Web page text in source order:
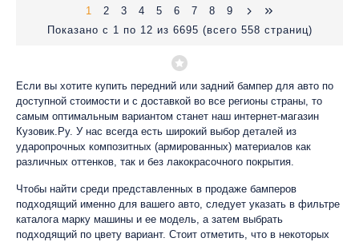
1 2 3 4 5 6 7 8
9
Показано с 1 по 12 из 6695 (всего 558 страниц)
Если вы хотите купить передний или задний бампер для авто по
доступной стоимости и с доставкой во все регионы страны, то
самым оптимальным вариантом станет наш интернет-магазин
Кузовик.Ру. У нас всегда есть широкий выбор деталей из
ударопрочных композитных (армированных) материалов как
различных оттенков, так и без лакокрасочного покрытия.
Чтобы найти среди представленных в продаже бамперов
подходящий именно для вашего авто, следует указать в фильтре
каталога марку машины и ее модель, а затем выбрать
подходящий по цвету вариант. Стоит отметить, что в некоторых